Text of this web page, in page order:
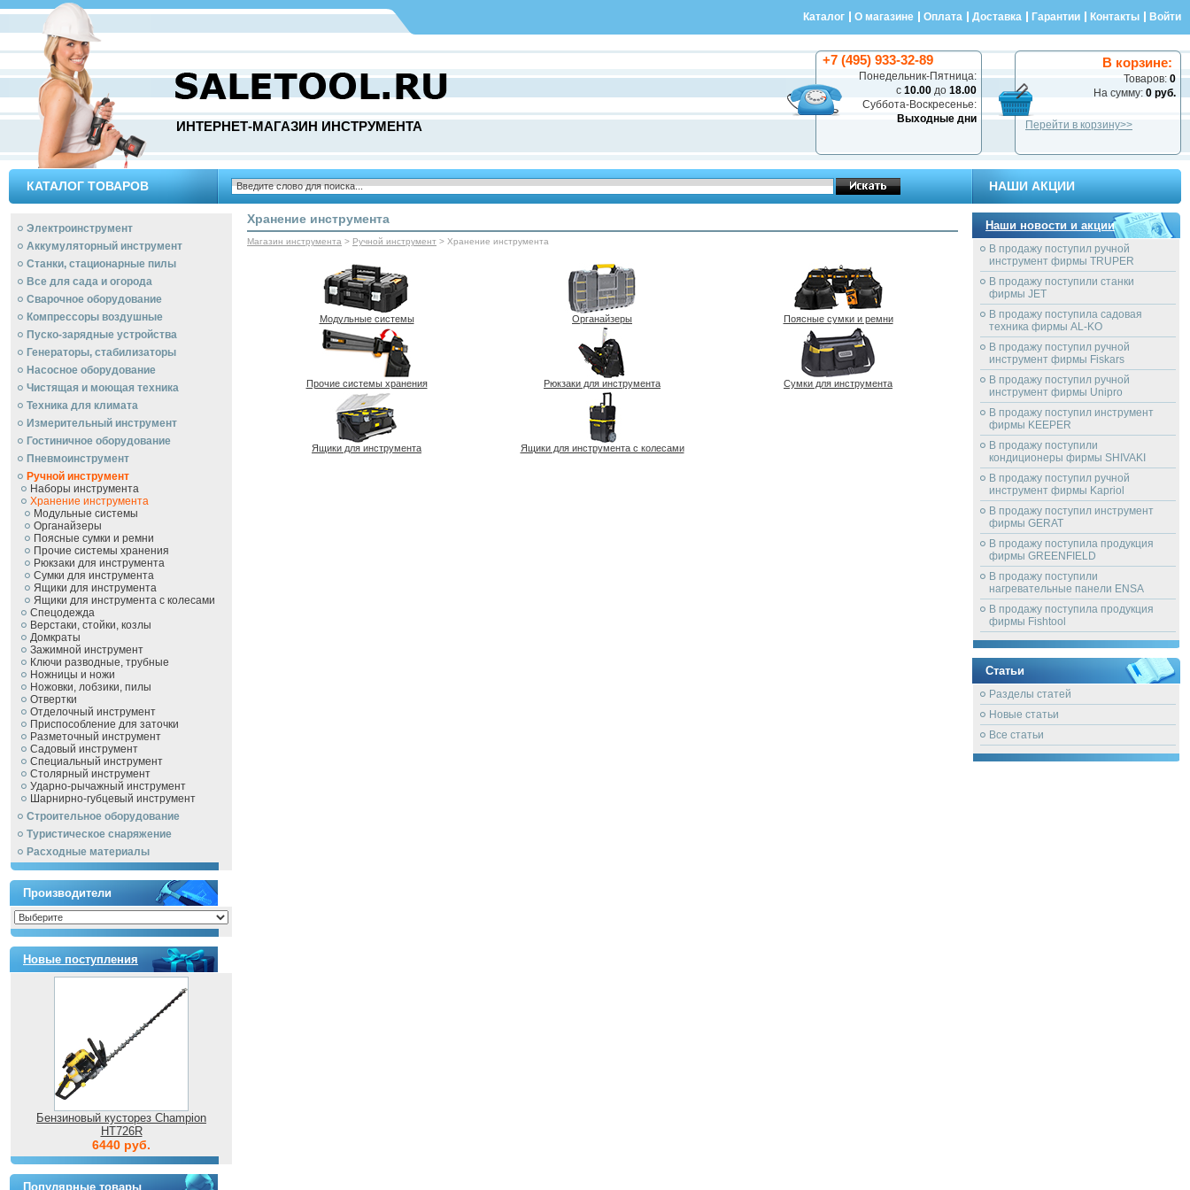
Каталог О магазине Оплата Доставка Гарантии Контакты Войти
ИНТЕРНЕТ-МАГАЗИН ИНСТРУМЕНТА
В корзине:
Товаров: 0
На сумму: 0 руб.
Перейти в корзину>>
+7 (495) 933-32-89
Понедельник-Пятница:
с 10.00 до 18.00
Суббота-Воскресенье:
Выходные дни
КАТАЛОГ ТОВАРОВ НАШИ АКЦИИ
Электроинструмент
Аккумуляторный инструмент
Станки, стационарные пилы
Все для сада и огорода
Сварочное оборудование
Компрессоры воздушные
Пуско-зарядные устройства
Генераторы, стабилизаторы
Насосное оборудование
Чистящая и моющая техника
Техника для климата
Измерительный инструмент
Гостиничное оборудование
Пневмоинструмент
Ручной инcтрумент
Наборы инструмента
Хранение инструмента
Модульные системы
Органайзеры
Поясные сумки и ремни
Прочие системы хранения
Рюкзаки для инструмента
Сумки для инструмента
Ящики для инструмента
Ящики для инструмента с колесами
Спецодежда
Верстаки, стойки, козлы
Домкраты
Зажимной инструмент
Ключи разводные, трубные
Ножницы и ножи
Ножовки, лобзики, пилы
Отвертки
Отделочный инструмент
Приспособление для заточки
Разметочный инструмент
Садовый инструмент
Специальный инструмент
Столярный инструмент
Ударно-рычажный инструмент
Шарнирно-губцевый инструмент
Строительное оборудование
Туристическое снаряжение
Расходные материалы
Производители
Новые поступления
Бензиновый кусторез Champion
HT726R
6440 руб.
Популярные товары
Хранение инструмента
Магазин инструмента > Ручной инcтрумент > Хранение инструмента
Модульные системы Органайзеры Поясные сумки и ремни
Прочие системы хранения Рюкзаки для инструмента Сумки для инструмента
Ящики для инструмента Ящики для инструмента с колесами
Наши новости и акции
В продажу поступил ручной
инструмент фирмы TRUPER
В продажу поступили станки
фирмы JET
В продажу поступила садовая
техника фирмы AL-KO
В продажу поступил ручной
инструмент фирмы Fiskars
В продажу поступил ручной
инструмент фирмы Unipro
В продажу поступил инструмент
фирмы KEEPER
В продажу поступили
кондиционеры фирмы SHIVAKI
В продажу поступил ручной
инструмент фирмы Kapriol
В продажу поступил инструмент
фирмы GERAT
В продажу поступила продукция
фирмы GREENFIELD
В продажу поступили
нагревательные панели ENSA
В продажу поступила продукция
фирмы Fishtool
Статьи
Разделы статей
Новые статьи
Все статьи